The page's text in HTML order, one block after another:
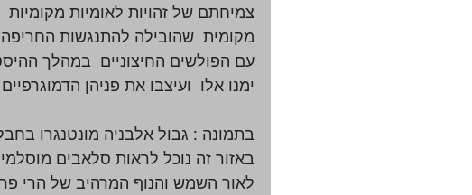
צמיחתם של זהויות לאומיות
מקומית  שהובילה להתנגשות החריפה
עם הפולשים החיצוניים  במהלך
ימנו אלו  ועיצבו את פניהן
בתמונה : גבול אלבניה מונטנגרו
באזור זה נוכל לראות סלאבים
לאור השמש והנוף המרהיב של הרי